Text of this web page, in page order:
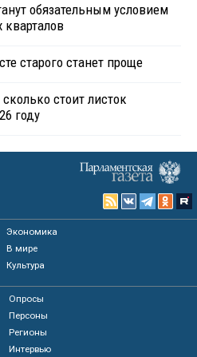
обязательным условием
кварталов
старого станет проще
стоит листок
году
Экономика
В мире
Культура
Опросы
Персоны
Регионы
Интервью